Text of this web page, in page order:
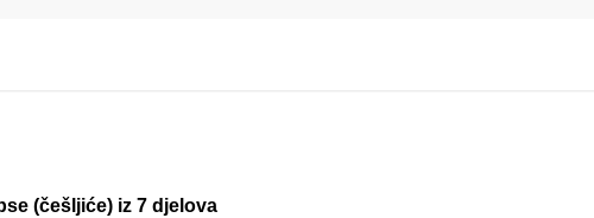
(češljiće) iz 7 djelova